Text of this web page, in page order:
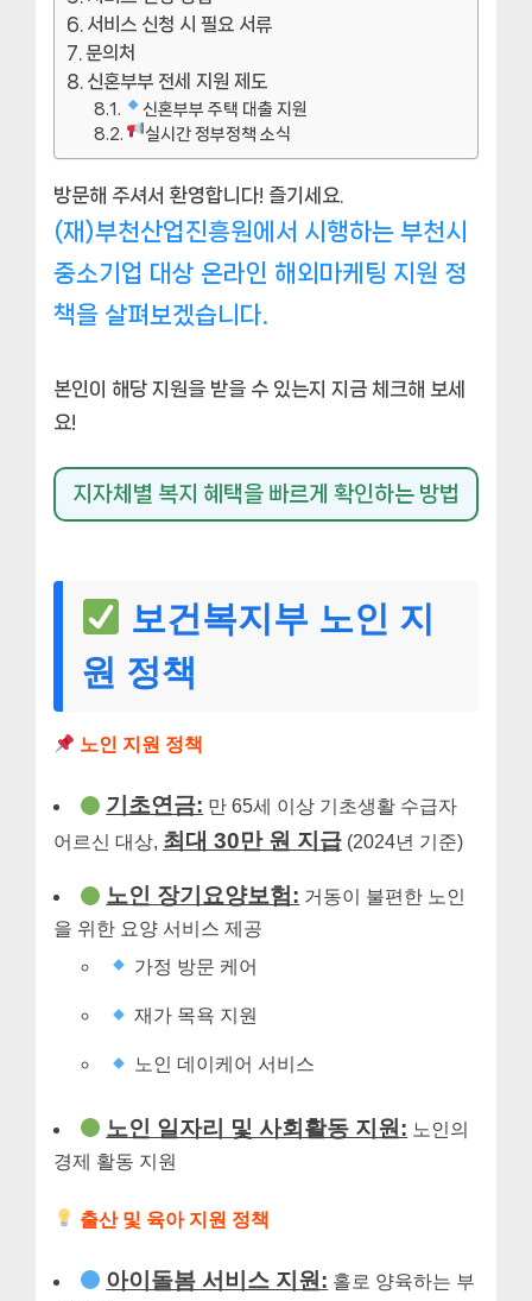
서비스 신청 시 필요 서류
문의처
신혼부부 전세 지원 제도
신혼부부 주택 대출 지원
실시간 정부정책 소식
방문해 주셔서 환영합니다! 즐기세요.
(재)부천산업진흥원에서 시행하는 부천시
중소기업 대상 온라인 해외마케팅 지원 정
책을 살펴보겠습니다.
본인이 해당 지원을 받을 수 있는지 지금 체크해 보세
요!
지자체별 복지 혜택을 빠르게 확인하는 방법
보건복지부 노인 지
원 정책
노인 지원 정책
기초연금: 만 65세 이상 기초생활 수급자
어르신 대상, 최대 30만 원 지급 (2024년 기준)
노인 장기요양보험: 거동이 불편한 노인
을 위한 요양 서비스 제공
가정 방문 케어
재가 목욕 지원
노인 데이케어 서비스
노인 일자리 및 사회활동 지원: 노인의
경제 활동 지원
출산 및 육아 지원 정책
아이돌봄 서비스 지원: 홀로 양육하는 부